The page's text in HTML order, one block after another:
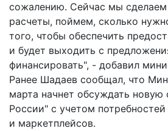
сожалению. Сейчас мы
расчеты, поймем, сколько
того, чтобы обеспечить
и будет выходить с
финансировать", - добавил
Ранее Шадаев сообщал, что
марта начнет обсуждать новую
России" с учетом потребностей
и маркетплейсов.